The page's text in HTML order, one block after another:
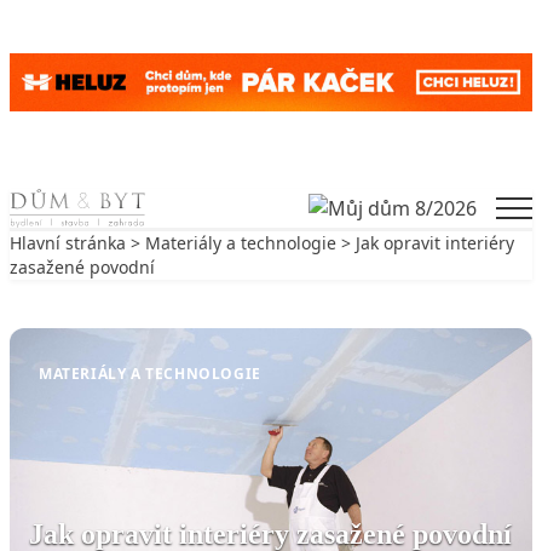
Skip to content
Hlavní stránka > Materiály a technologie > Jak opravit interiéry
zasažené povodní
MATERIÁLY A TECHNOLOGIE
Jak opravit interiéry zasažené povodní